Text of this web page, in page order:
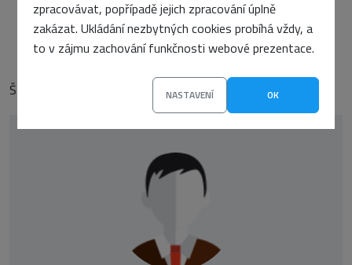
zpracovávat, popřípadě jejich zpracování úplně
zakázat. Ukládání nezbytných cookies probíhá vždy, a
to v zájmu zachování funkčnosti webové prezentace.
NASTAVENÍ OK
DALŠÍ ČLÁNEK
ximo.sk
Štítky: